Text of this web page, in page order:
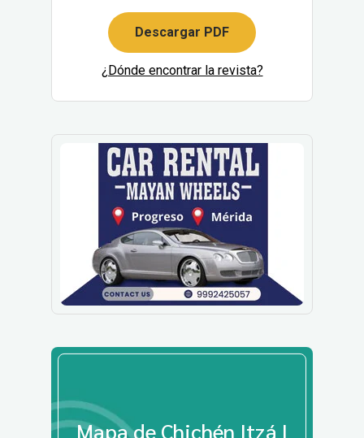
Descargar PDF
¿Dónde encontrar la revista?
Mapa de Chichén Itzá |